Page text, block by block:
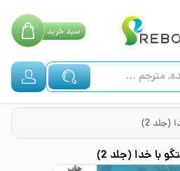
سبدخرید
(جلد 2)
با خدا (جلد 2)